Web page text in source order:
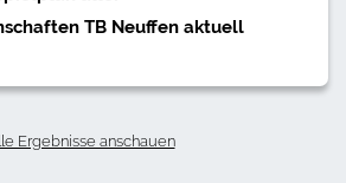
TB Neuffen aktuell
Ergebnisse anschauen